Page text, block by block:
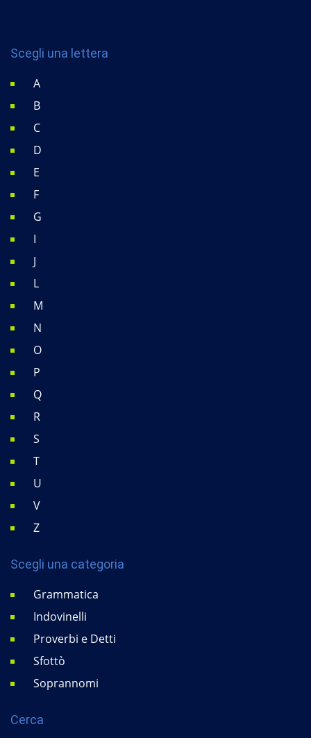
Scegli una lettera
A
B
C
D
E
F
G
I
J
L
M
N
O
P
Q
R
S
T
U
V
Z
Scegli una categoria
Grammatica
Indovinelli
Proverbi e Detti
Sfottò
Soprannomi
Cerca